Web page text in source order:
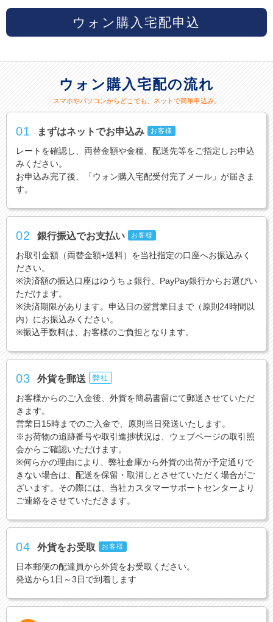
ウォン購入宅配申込
ウォン購入宅配の流れ
スマホやパソコンからどこでも、ネットで簡単申込み。
01 まずはネットでお申込み お客様
レートを確認し、両替金額や金種、配送先等をご指定しお申込
みください。
お申込み完了後、「ウォン購入宅配受付完了メール」が届きま
す。
02 銀行振込でお支払い お客様
お取引金額（両替金額+送料）を当社指定の口座へお振込みく
ださい。
※決済額の振込口座はゆうちょ銀行、PayPay銀行からお選びい
ただけます。
※決済期限があります。申込日の翌営業日まで（原則24時間以
内）にお振込みください。
※振込手数料は、お客様のご負担となります。
03 外貨を郵送 弊社
お客様からのご入金後、外貨を簡易書留にて郵送させていただ
きます。
営業日15時までのご入金で、原則当日発送いたします。
※お荷物の追跡番号や取引進捗状況は、ウェブページの取引照
会からご確認いただけます。
※何らかの理由により、弊社倉庫から外貨の出荷が予定通りで
きない場合は、配送を保留・取消しとさせていただく場合がご
ざいます。その際には、当社カスタマーサポートセンターより
ご連絡をさせていただきます。
04 外貨をお受取 お客様
日本郵便の配達員から外貨をお受取ください。
発送から1日～3日で到着します